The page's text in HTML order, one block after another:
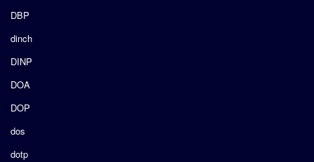
DBP
dinch
DINP
DOA
DOP
dos
dotp